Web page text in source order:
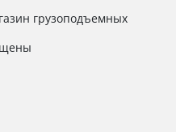
грузоподъемных